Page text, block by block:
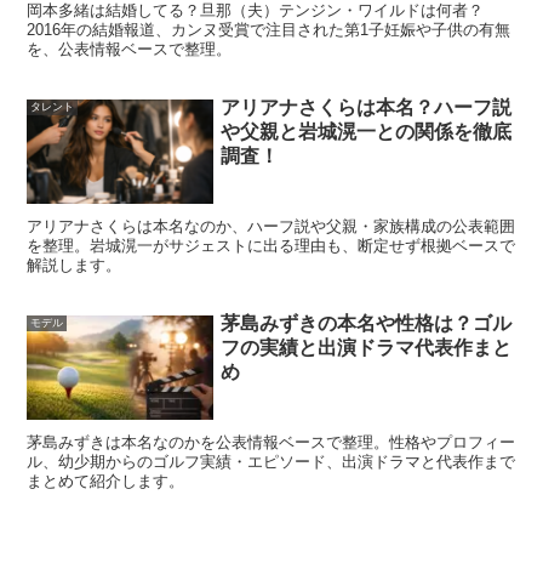
※はろーあにーさんの、ハーフ説や年齢や本名などの経歴
プロフィールなどについても気になる方はこちらもチェッ
はろーあにーはハーフ？年齢や本名や彼氏につい
喋り方の”プリンセス”キャラが印象的で、 オーディション
では宮里かおりさんとの乱闘で本戦への出場も決定した”は
ろーあにー”さんですが...
life-long-friend-ship.net
スポンサーリンク
岡本多緒は結婚してる？旦那（夫）テンジン・ワイルドは何者？
2016年の結婚報道、カンヌ受賞で注目された第1子妊娠や子供の有無
を、公表情報ベースで整理。
タレント
アリアナさくらは本名？ハーフ説
や父親と岩城滉一との関係を徹底
調査！
アリアナさくらは本名なのか、ハーフ説や父親・家族構成の公表範囲
を整理。岩城滉一がサジェストに出る理由も、断定せず根拠ベースで
解説します。
モデル
茅島みずきの本名や性格は？ゴル
フの実績と出演ドラマ代表作まと
め
茅島みずきは本名なのかを公表情報ベースで整理。性格やプロフィー
ル、幼少期からのゴルフ実績・エピソード、出演ドラマと代表作まで
まとめて紹介します。